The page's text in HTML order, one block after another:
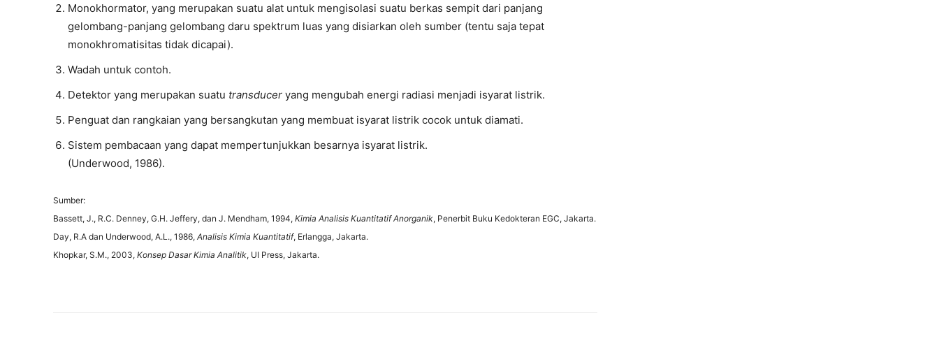
Monokhormator, yang merupakan suatu alat untuk mengisolasi suatu berkas sempit dari panjang
gelombang-panjang gelombang daru spektrum luas yang disiarkan oleh sumber (tentu saja tepat
monokhromatisitas tidak dicapai).
Wadah untuk contoh.
Detektor yang merupakan suatu transducer yang mengubah energi radiasi menjadi isyarat listrik.
Penguat dan rangkaian yang bersangkutan yang membuat isyarat listrik cocok untuk diamati.
Sistem pembacaan yang dapat mempertunjukkan besarnya isyarat listrik.
(Underwood, 1986).
Sumber:
Bassett, J., R.C. Denney, G.H. Jeffery, dan J. Mendham, 1994, Kimia Analisis Kuantitatif Anorganik, Penerbit Buku Kedokteran EGC, Jakarta.
Day, R.A dan Underwood, A.L., 1986, Analisis Kimia Kuantitatif, Erlangga, Jakarta.
Khopkar, S.M., 2003, Konsep Dasar Kimia Analitik, UI Press, Jakarta.